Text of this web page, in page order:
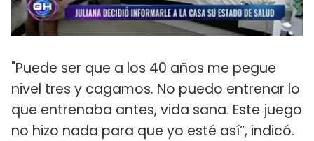
"Puede ser que a los 40 años me pegue
nivel tres y cagamos. No puedo entrenar lo
que entrenaba antes, vida sana. Este juego
no hizo nada para que yo esté así”, indicó.